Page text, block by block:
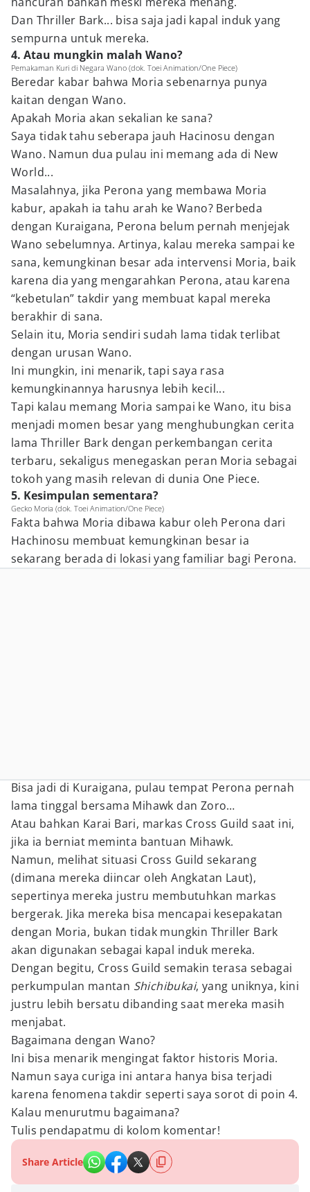
Dan Thriller Bark... bisa saja jadi kapal induk yang
sempurna untuk mereka.
4. Atau mungkin malah Wano?
Pemakaman Kuri di Negara Wano (dok. Toei Animation/One Piece)
Beredar kabar bahwa Moria sebenarnya punya
kaitan dengan Wano.
Apakah Moria akan sekalian ke sana?
Saya tidak tahu seberapa jauh Hacinosu dengan
Wano. Namun dua pulau ini memang ada di New
World...
Masalahnya, jika Perona yang membawa Moria
kabur, apakah ia tahu arah ke Wano? Berbeda
dengan Kuraigana, Perona belum pernah menjejak
Wano sebelumnya. Artinya, kalau mereka sampai ke
sana, kemungkinan besar ada intervensi Moria, baik
karena dia yang mengarahkan Perona, atau karena
“kebetulan” takdir yang membuat kapal mereka
berakhir di sana.
Selain itu, Moria sendiri sudah lama tidak terlibat
dengan urusan Wano.
Ini mungkin, ini menarik, tapi saya rasa
kemungkinannya harusnya lebih kecil...
Tapi kalau memang Moria sampai ke Wano, itu bisa
menjadi momen besar yang menghubungkan cerita
lama Thriller Bark dengan perkembangan cerita
terbaru, sekaligus menegaskan peran Moria sebagai
tokoh yang masih relevan di dunia One Piece.
5. Kesimpulan sementara?
Gecko Moria (dok. Toei Animation/One Piece)
Fakta bahwa Moria dibawa kabur oleh Perona dari
Hachinosu membuat kemungkinan besar ia
sekarang berada di lokasi yang familiar bagi Perona.
Bisa jadi di Kuraigana, pulau tempat Perona pernah
lama tinggal bersama Mihawk dan Zoro…
Atau bahkan Karai Bari, markas Cross Guild saat ini,
jika ia berniat meminta bantuan Mihawk.
Namun, melihat situasi Cross Guild sekarang
(dimana mereka diincar oleh Angkatan Laut),
sepertinya mereka justru membutuhkan markas
bergerak. Jika mereka bisa mencapai kesepakatan
dengan Moria, bukan tidak mungkin Thriller Bark
akan digunakan sebagai kapal induk mereka.
Dengan begitu, Cross Guild semakin terasa sebagai
perkumpulan mantan Shichibukai, yang uniknya, kini
justru lebih bersatu dibanding saat mereka masih
menjabat.
Bagaimana dengan Wano?
Ini bisa menarik mengingat faktor historis Moria.
Namun saya curiga ini antara hanya bisa terjadi
karena fenomena takdir seperti saya sorot di poin 4.
Kalau menurutmu bagaimana?
Tulis pendapatmu di kolom komentar!
Share Article